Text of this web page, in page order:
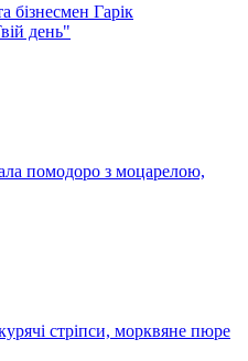
Гарік
день"
помодоро з моцарелою,
стріпси, морквяне пюре